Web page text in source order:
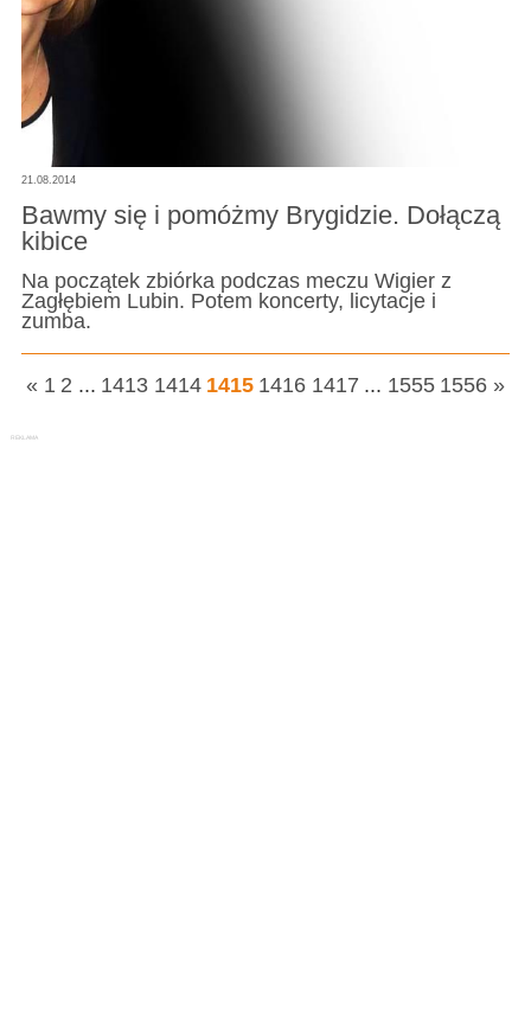
21.08.2014
Bawmy się i pomóżmy Brygidzie. Dołączą
kibice
Na początek zbiórka podczas meczu Wigier z
Zagłębiem Lubin. Potem koncerty, licytacje i
zumba.
« 1 2 ... 1413 1414 1415 1416 1417 ... 1555 1556 »